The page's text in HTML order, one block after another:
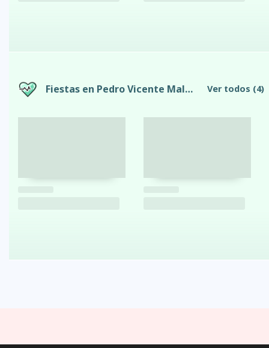
Fiestas en Pedro Vicente Maldonado Ver todos (4)